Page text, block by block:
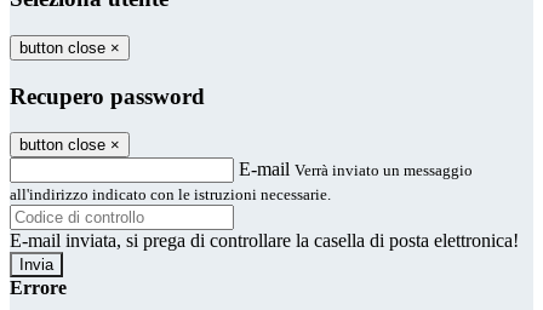
button close ×
Recupero password
button close ×
E-mail Verrà inviato un messaggio
all'indirizzo indicato con le istruzioni necessarie.
E-mail inviata, si prega di controllare la casella di posta elettronica!
Errore